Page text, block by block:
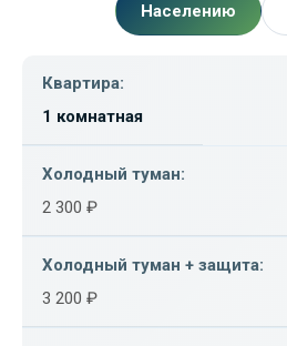
Населению
1 комнатная
2 300 ₽
3 200 ₽